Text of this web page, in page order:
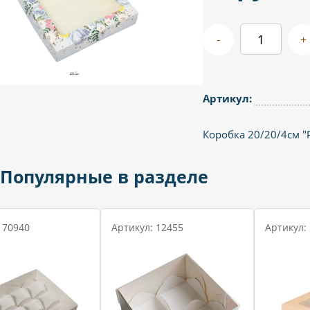
- +
Артикул:
Коробка 20/20/4см
в разделе
Артикул: 12455 Артикул: